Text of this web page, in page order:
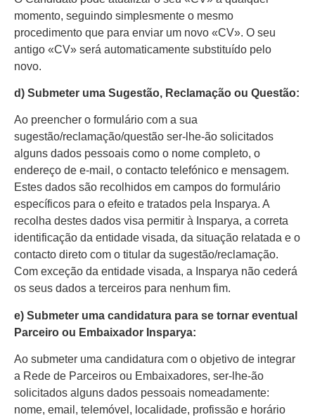
momento, seguindo simplesmente o mesmo
procedimento que para enviar um novo «CV». O seu
antigo «CV» será automaticamente substituído pelo
novo.
d) Submeter uma Sugestão, Reclamação ou Questão:
Ao preencher o formulário com a sua
sugestão/reclamação/questão ser-lhe-ão solicitados
alguns dados pessoais como o nome completo, o
endereço de e-mail, o contacto telefónico e mensagem.
Estes dados são recolhidos em campos do formulário
específicos para o efeito e tratados pela Insparya. A
recolha destes dados visa permitir à Insparya, a correta
identificação da entidade visada, da situação relatada e o
contacto direto com o titular da sugestão/reclamação.
Com exceção da entidade visada, a Insparya não cederá
os seus dados a terceiros para nenhum fim.
e) Submeter uma candidatura para se tornar eventual
Parceiro ou Embaixador Insparya:
Ao submeter uma candidatura com o objetivo de integrar
a Rede de Parceiros ou Embaixadores, ser-lhe-ão
solicitados alguns dados pessoais nomeadamente:
nome, email, telemóvel, localidade, profissão e horário